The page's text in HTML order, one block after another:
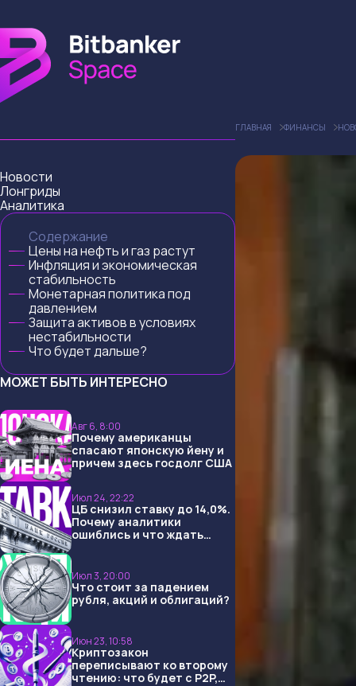
Новости
Лонгриды
Аналитика
Содержание
Цены на нефть и газ растут
Инфляция и экономическая
стабильность
Монетарная политика под
давлением
Защита активов в условиях
нестабильности
Что будет дальше?
МОЖЕТ БЫТЬ ИНТЕРЕСНО
Авг 6, 8:00
Почему американцы
спасают японскую йену и
причем здесь госдолг США
Июл 24, 22:22
ЦБ снизил ставку до 14,0%.
Почему аналитики
ошиблись и что ждать
Июл 3, 20:00
Что стоит за падением
рубля, акций и облигаций?
Июн 23, 10:58
Криптозакон
переписывают ко второму
чтению: что будет с P2P,
ГЛАВНАЯ ФИНАНСЫ